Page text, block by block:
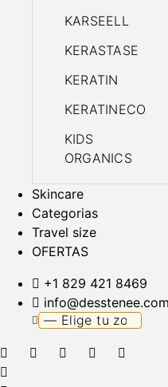
KARSEELL
KERASTASE
KERATIN
KERATINECO
KIDS
ORGANICS
Skincare
Categorias
Travel size
OFERTAS
+1 829 421 8469
info@desstenee.com